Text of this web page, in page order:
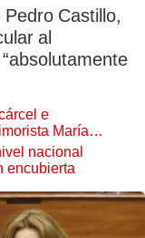
Castillo,
al
e
María
nacional
encubierta